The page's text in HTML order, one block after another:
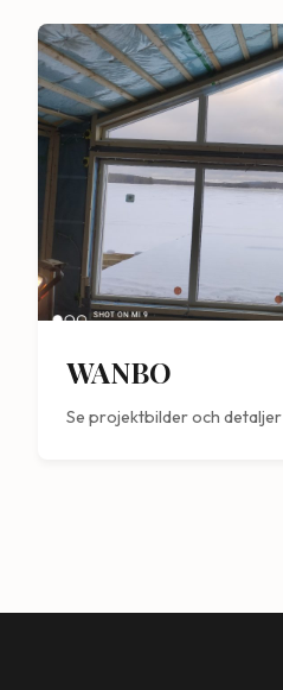
WANBO
Se projektbilder och detaljer